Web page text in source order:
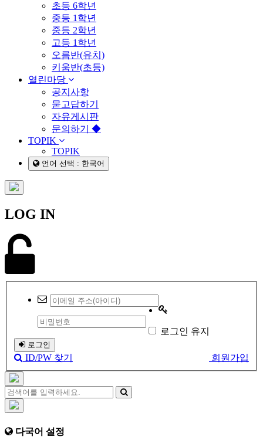
초등 6학년
중등 1학년
중등 2학년
고등 1학년
오름반(유치)
키움반(초등)
열린마당
공지사항
묻고답하기
자유게시판
문의하기 ◆
TOPIK
TOPIK
언어 선택 : 한국어
LOG IN
로그인 유지
로그인
회원가입
ID/PW 찾기
다국어 설정